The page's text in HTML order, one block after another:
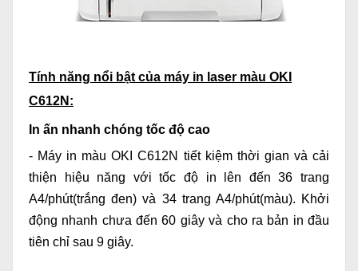
Tính năng nổi bật của máy in laser màu OKI
C612N:
In ấn nhanh chóng tốc độ cao
- Máy in màu OKI C612N tiết kiệm thời gian và cải
thiện hiệu năng với tốc độ in lên đến 36 trang
A4/phút(trắng đen) và 34 trang A4/phút(màu). Khởi
động nhanh chưa đến 60 giây và cho ra bản in đầu
tiên chỉ sau 9 giây.